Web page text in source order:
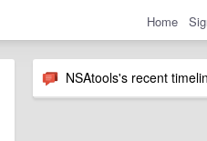
Home
NSAtools's recent